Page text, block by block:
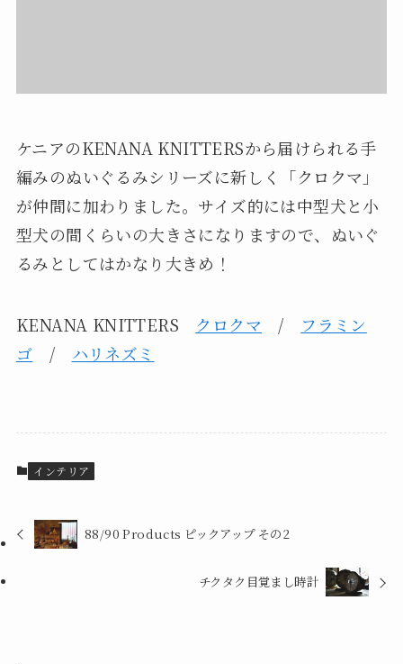
ケニアのKENANA KNITTERSから届けられる手
編みのぬいぐるみシリーズに新しく「クロクマ」
が仲間に加わりました。サイズ的には中型犬と小
型犬の間くらいの大きさになりますので、ぬいぐ
るみとしてはかなり大きめ！
KENANA KNITTERS クロクマ /
フラミン
ゴ / ハリネズミ
インテリア
88/90 Products ピックアップ その2
チクタク目覚まし時計